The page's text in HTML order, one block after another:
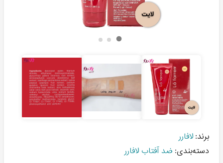
برند: لافارر
دسته‌بندی: ضد آفتاب لافارر